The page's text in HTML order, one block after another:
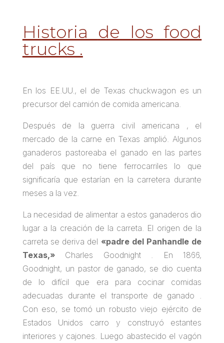
Historia de los food
trucks .
En los EE.UU., el de Texas chuckwagon es un
precursor del camión de comida americana.
Después de la guerra civil americana , el
mercado de la carne en Texas amplió. Algunos
ganaderos pastoreaba el ganado en las partes
del país que no tiene ferrocarriles lo que
significaría que estarían en la carretera durante
meses a la vez.
La necesidad de alimentar a estos ganaderos dio
lugar a la creación de la carreta. El origen de la
carreta se deriva del «padre del Panhandle de
Texas,»Charles Goodnight . En 1866,
Goodnight, un pastor de ganado, se dio cuenta
de lo difícil que era para cocinar comidas
adecuadas durante el transporte de ganado .
Con eso, se tomó un robusto viejo ejército de
Estados Unidos carro y construyó estantes
interiores y cajones. Luego abastecido el vagón